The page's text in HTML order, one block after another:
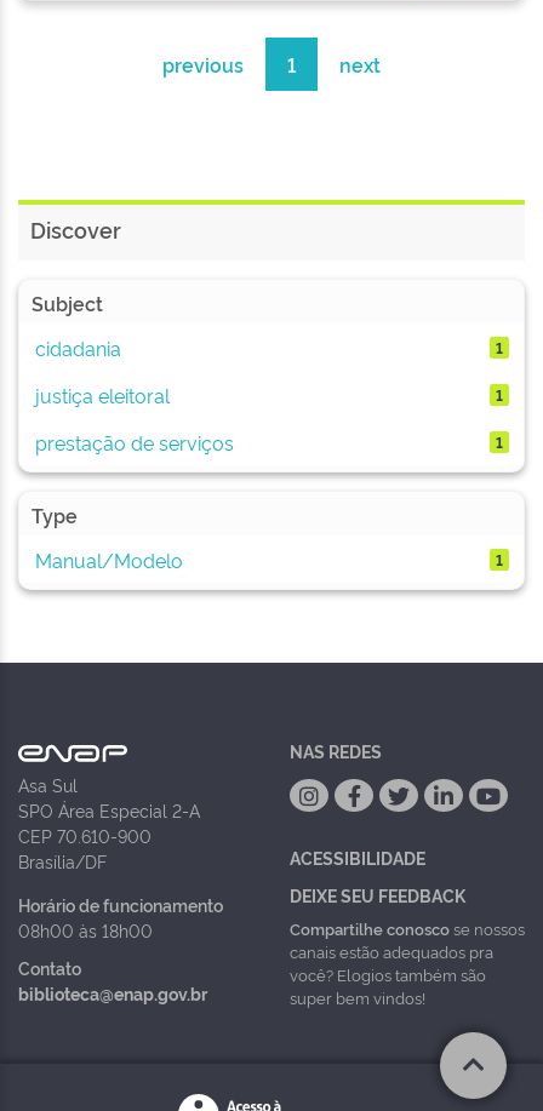
previous 1 next
Discover
Subject
cidadania
1
justiça eleitoral 1
prestação de serviços 1
Type
Manual/Modelo
1
Asa Sul
SPO Área Especial 2-A
CEP 70.610-900
Brasília/DF
Horário de funcionamento
08h00 às 18h00
Contato
biblioteca@enap.gov.br
NAS REDES
ACESSIBILIDADE
DEIXE SEU FEEDBACK
Compartilhe conoscose nossos
canais estão adequados pra
você? Elogios também são
super bem vindos!